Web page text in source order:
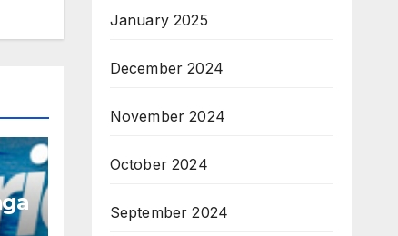
January 2025
December 2024
November 2024
October 2024
September 2024